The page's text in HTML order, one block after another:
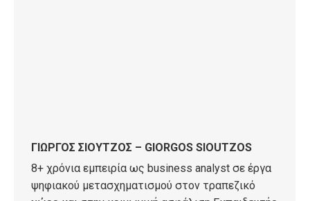
ΓΙΩΡΓΟΣ ΣΙΟΥΤΖΟΣ – GIORGOS SIOUTZOS
8+ χρόνια εμπειρία ως business analyst σε έργα
ψηφιακού μετασχηματισμού στον τραπεζικό